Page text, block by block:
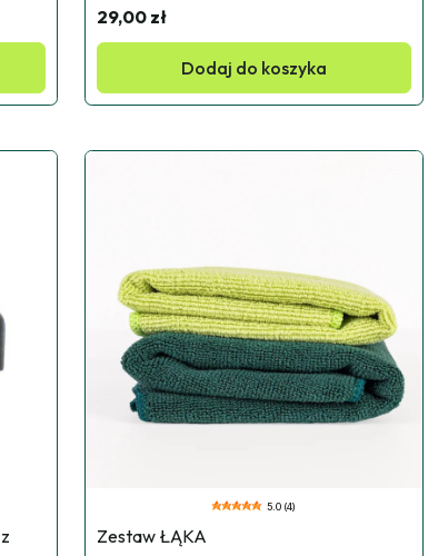
29,00 zł
Dodaj do koszyka
5.0 (4)
Zestaw ŁĄKA